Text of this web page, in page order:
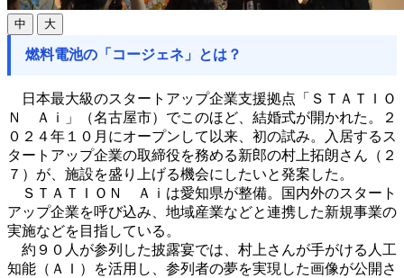
中 大
燃料電池の「コージェネ」とは？
日本最大級のスタートアップ企業支援拠点「ＳＴＡＴＩＯ
Ｎ Ａｉ」（名古屋市）でこのほど、結婚式が開かれた。２
０２４年１０月にオープンして以来、初の試み。入居するス
タートアップ企業の取締役を務める新郎の村上拓朗さん（２
７）が、施設を盛り上げる機会にしたいと発案した。
ＳＴＡＴＩＯＮ Ａｉは愛知県が整備。国内外のスタート
アップ企業を呼び込み、地域産業などと連携した新規事業の
実施などを目指している。
約９０人が参列した披露宴では、村上さんが手がける人工
知能（ＡＩ）を活用し、参列者の夢を実現した画像が公開さ